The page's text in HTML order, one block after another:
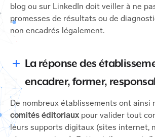
blog ou sur LinkedIn doit veiller à ne
promesses de résultats ou de
non encadrés légalement.
La réponse des
encadrer, former,
De nombreux établissements ont ainsi
comités éditoriaux pour valider tout
leurs supports digitaux (sites internet,